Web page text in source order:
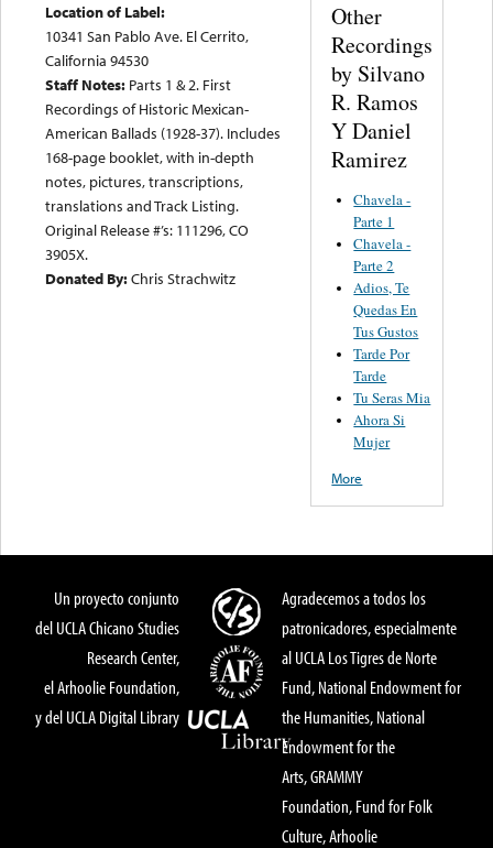
Location of Label:
10341 San Pablo Ave. El Cerrito,
California 94530
Staff Notes: Parts 1 & 2. First
Recordings of Historic Mexican-
American Ballads (1928-37). Includes
168-page booklet, with in-depth
notes, pictures, transcriptions,
translations and Track Listing.
Original Release #’s: 111296, CO
3905X.
Donated By:Chris Strachwitz
Other
Recordings
by Silvano
R. Ramos
Y Daniel
Ramirez
Chavela -
Parte 1
Chavela -
Parte 2
Adios, Te
Quedas En
Tus Gustos
Tarde Por
Tarde
Tu Seras Mia
Ahora Si
Mujer
More
Un proyecto conjunto
del UCLA Chicano Studies
Research Center,
el Arhoolie Foundation,
y del UCLA Digital Library
Agradecemos a todos los
patronicadores, especialmente
al UCLA Los Tigres de Norte
Fund, National Endowment for
the Humanities, National
Endowment for the
Arts, GRAMMY
Foundation, Fund for Folk
Culture, Arhoolie